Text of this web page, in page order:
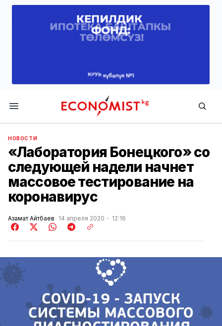
Economist.kg
НОВОСТИ
«Лаборатория Бонецкого» со
следующей надели начнет
массовое тестирование на
коронавирус
Азамат Айтбаев 14 апреля 2020 12:16